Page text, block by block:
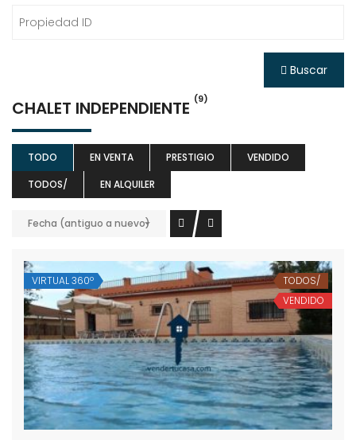
Buscar
CHALET INDEPENDIENTE (9)
TODO EN VENTA PRESTIGIO
VENDIDO
TODOS/
EN ALQUILER
Fecha (antiguo a nuevo)
VIRTUAL 360º
TODOS/
VENDIDO